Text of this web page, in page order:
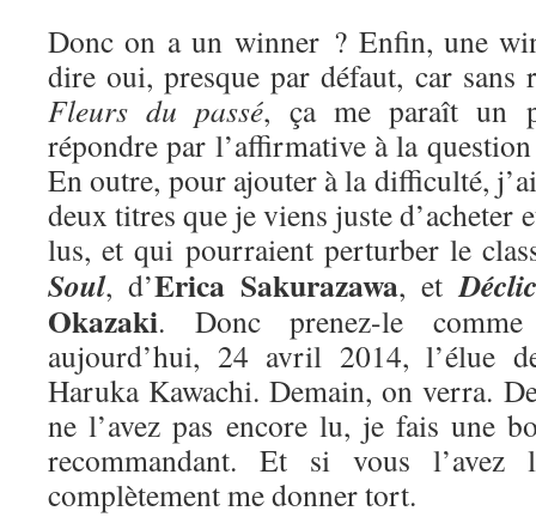
Donc on a un winner ? Enfin, une
dire oui, presque par défaut, car sans
Fleurs du passé, ça me paraît un
répondre par l’affirmative à la
En outre, pour ajouter à la difficulté,
deux titres que je viens juste d’acheter
lus, et qui pourraient perturber le
Soul, d’Erica Sakurazawa, et
Okazaki. Donc prenez-le
aujourd’hui, 24 avril 2014, l’élue
Haruka Kawachi. Demain, on verra.
ne l’avez pas encore lu, je fais une
recommandant. Et si vous l’avez
complètement me donner tort.